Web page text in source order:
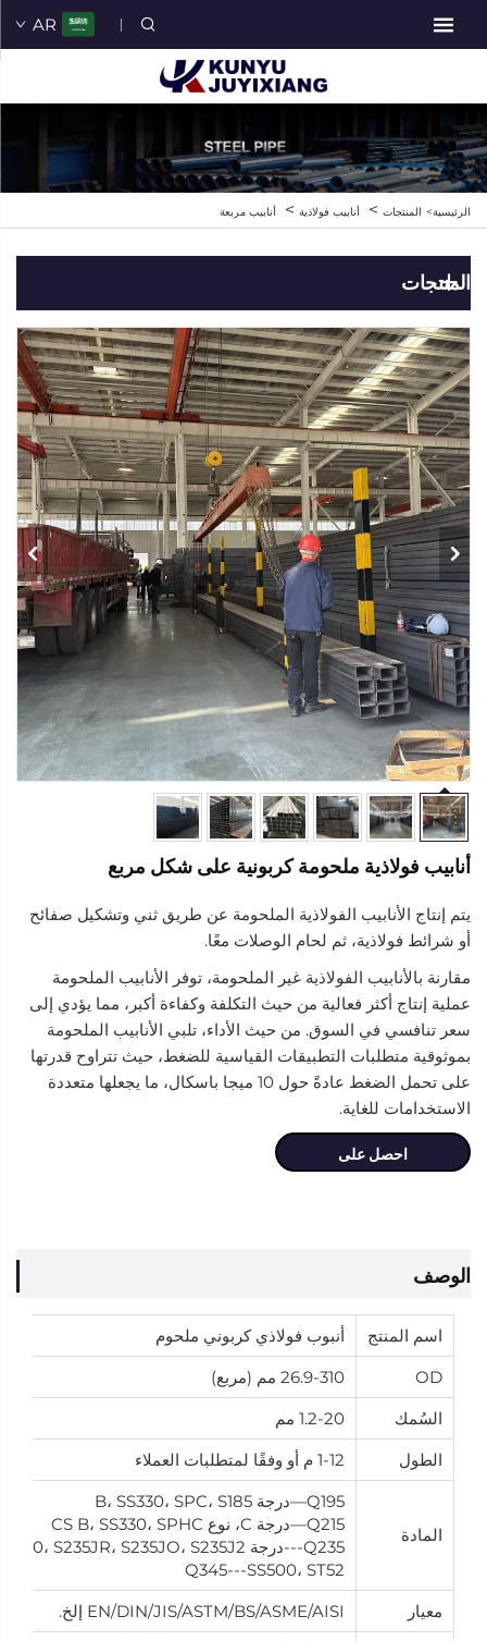
AR
الرئيسية> المنتجات > أنابيب فولاذية > أنابيب مربعة
المنتجات
أنابيب فولاذية ملحومة كربونية على شكل مربع
يتم إنتاج الأنابيب الفولاذية الملحومة عن طريق ثني وتشكيل صفائح
أو شرائط فولاذية، ثم لحام الوصلات معًا.
مقارنة بالأنابيب الفولاذية غير الملحومة، توفر الأنابيب الملحومة
عملية إنتاج أكثر فعالية من حيث التكلفة وكفاءة أكبر، مما يؤدي إلى
سعر تنافسي في السوق. من حيث الأداء، تلبي الأنابيب الملحومة
بموثوقية متطلبات التطبيقات القياسية للضغط، حيث تتراوح قدرتها
على تحمل الضغط عادةً حول 10 ميجا باسكال، ما يجعلها متعددة
الاستخدامات للغاية.
احصل على
الوصف
اسم المنتج
أنبوب فولاذي كربوني ملحوم
OD
26.9-310 مم (مربع)
السُمك
1.2-20 مم
الطول
1-12 م أو وفقًا لمتطلبات العملاء
المادة
Q195—درجة B، SS330، SPC، S185
Q215—درجة C، نوع CS B، SS330، SPHC
Q235---درجة D، SS400، S235JR، S235JO، S235J2
Q345---SS500، ST52
معيار
EN/DIN/JIS/ASTM/BS/ASME/AISI إلخ.